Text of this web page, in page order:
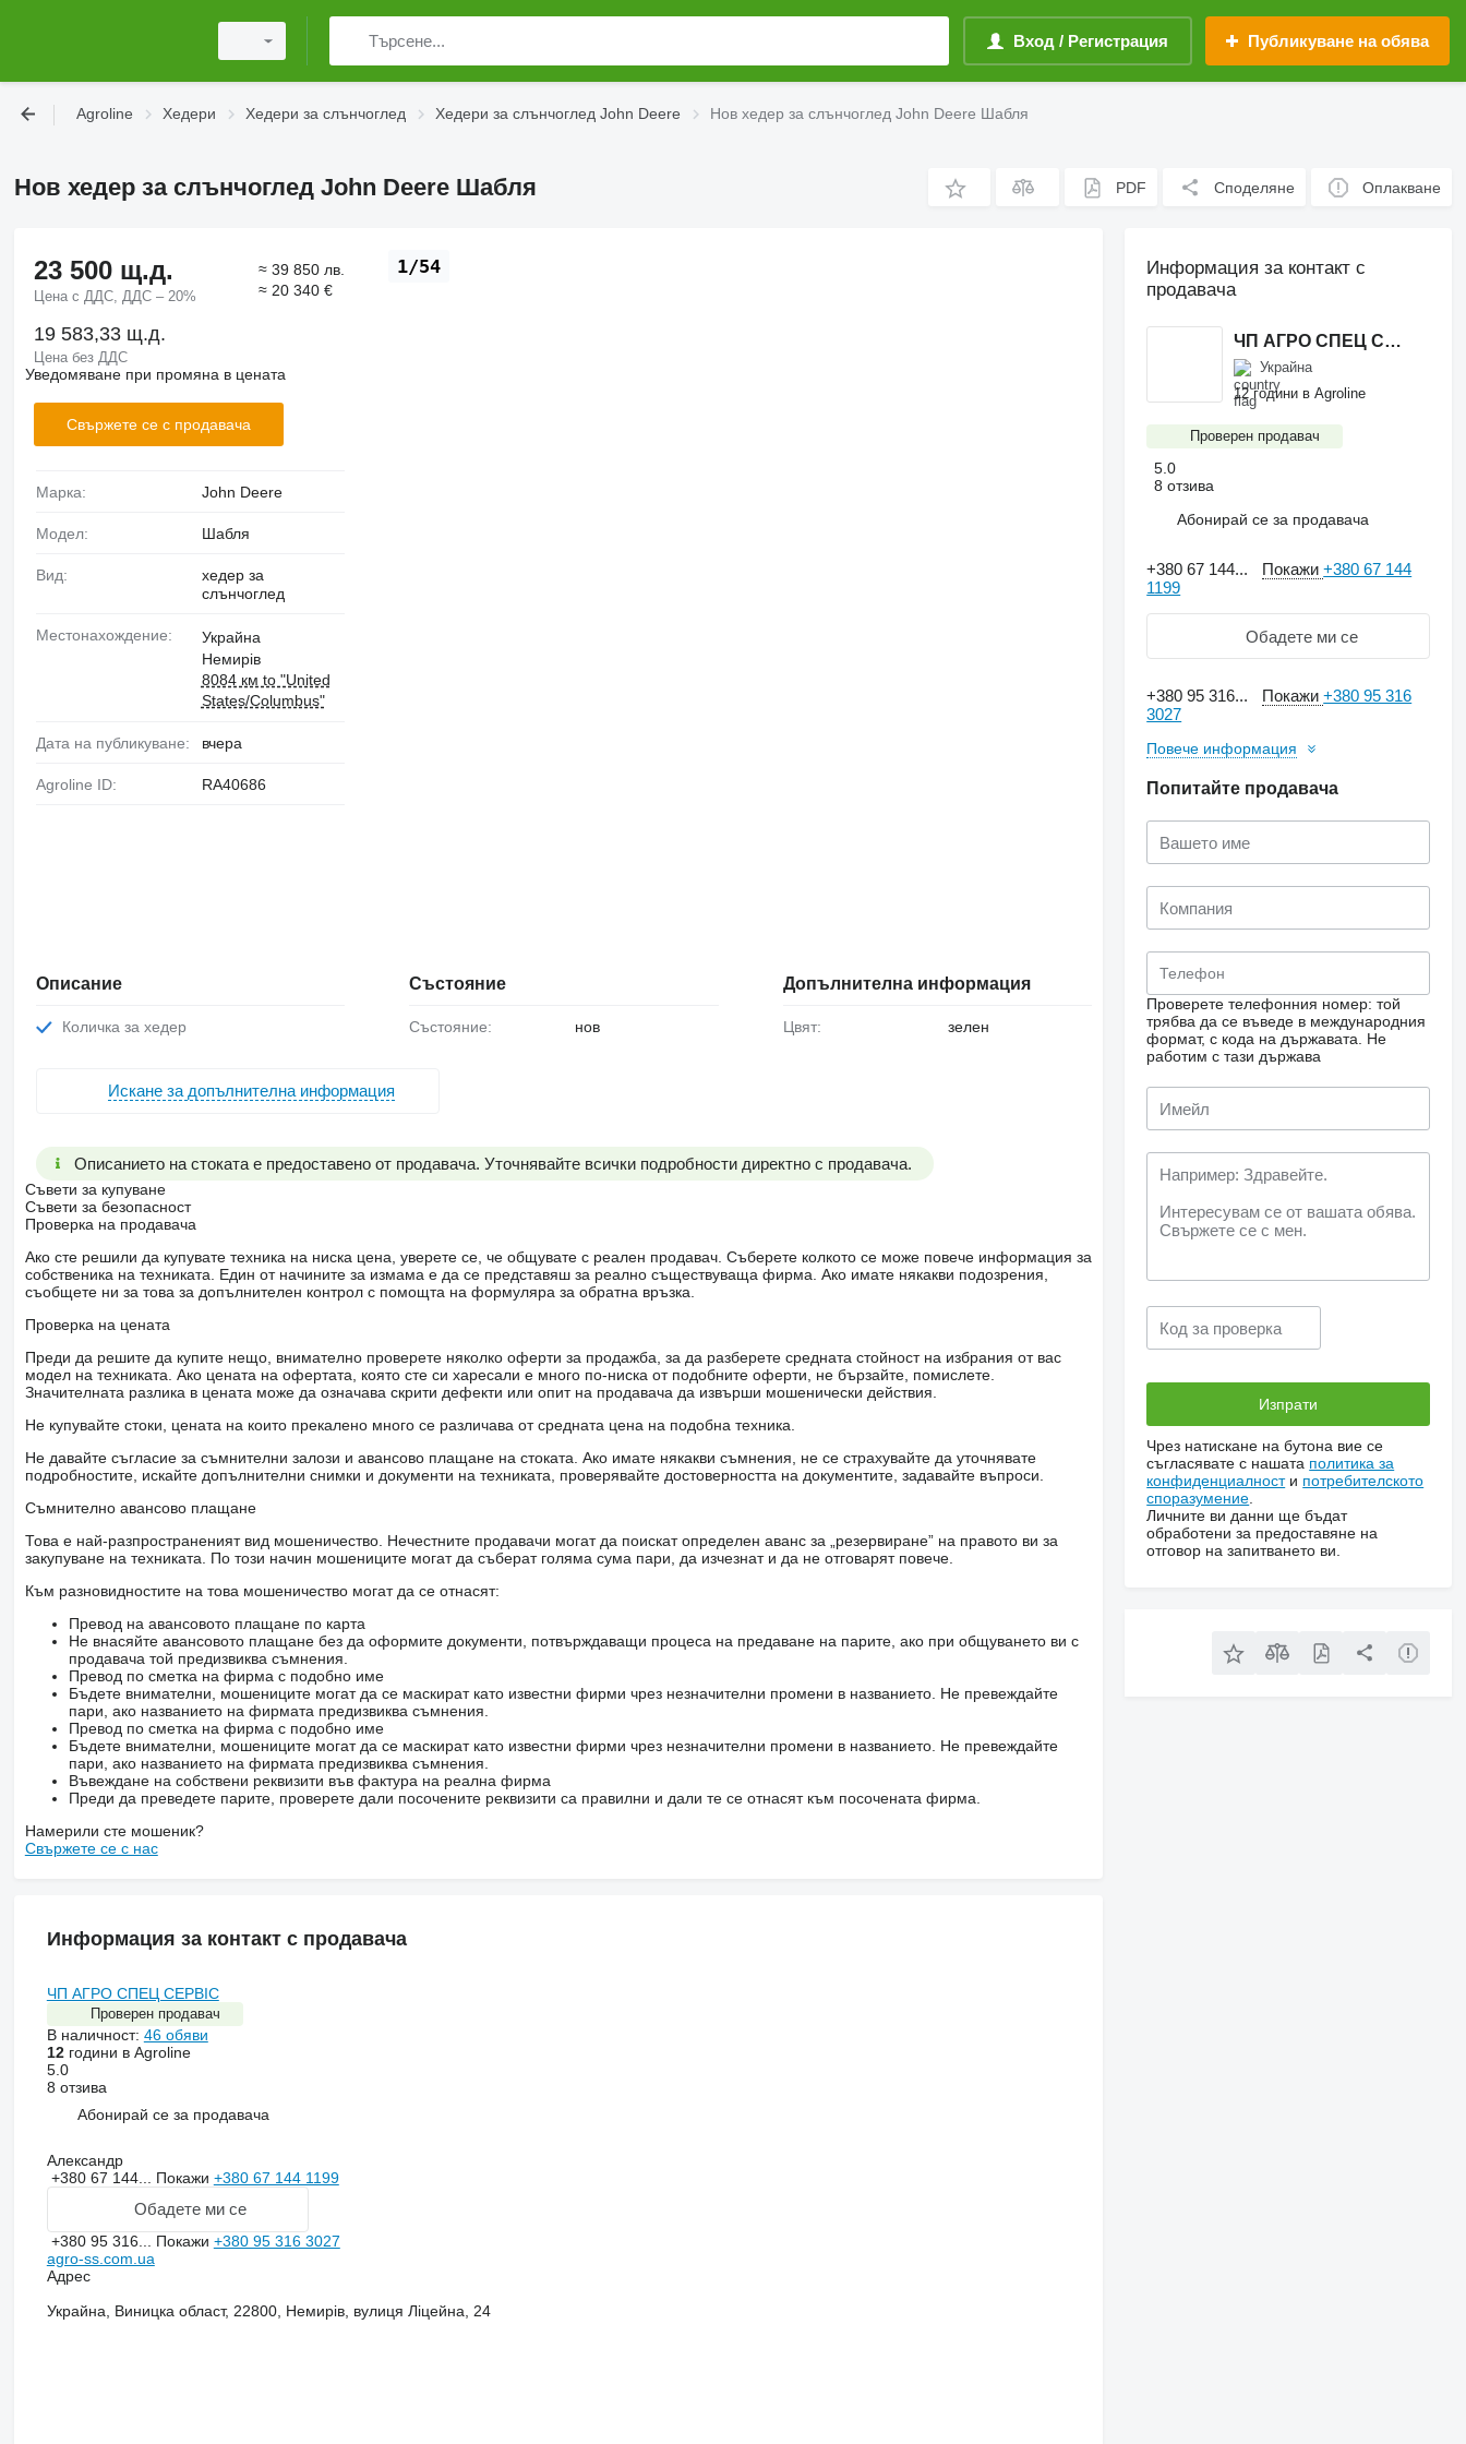
Вход / Регистрация Публикуване на обява
Agroline Хедери Хедери за слънчоглед Хедери за слънчоглед John Deere Нов хедер за слънчоглед John Deere Шабля
Нов хедер за слънчоглед John Deere Шабля PDF Споделяне Оплакване
1/54
23 500 щ.д.
Цена с ДДС, ДДС – 20%
≈ 39 850 лв.
≈ 20 340 €
19 583,33 щ.д.
Цена без ДДС
Уведомяване при промяна в цената
Свържете се с продавача
Марка: John Deere
Модел: Шабля
Вид:
хедер за
слънчоглед
Местонахождение:
Украйна
Немирів
8084 км to "United
States/Columbus"
Дата на публикуване: вчера
Agroline ID: RA40686
Описание
Количка за хедер
Състояние
Състояние: нов
Допълнителна информация
Цвят: зелен
Искане за допълнителна информация
Описанието на стоката е предоставено от продавача. Уточнявайте всички подробности директно с продавача.
Съвети за купуване
Съвети за безопасност
Проверка на продавача
Ако сте решили да купувате техника на ниска цена, уверете се, че общувате с реален продавач. Съберете колкото се може повече информация за
собственика на техниката. Един от начините за измама е да се представяш за реално съществуваща фирма. Ако имате някакви подозрения,
съобщете ни за това за допълнителен контрол с помощта на формуляра за обратна връзка.
Проверка на цената
Преди да решите да купите нещо, внимателно проверете няколко оферти за продажба, за да разберете средната стойност на избрания от вас
модел на техниката. Ако цената на офертата, която сте си харесали е много по-ниска от подобните оферти, не бързайте, помислете.
Значителната разлика в цената може да означава скрити дефекти или опит на продавача да извърши мошенически действия.
Не купувайте стоки, цената на които прекалено много се различава от средната цена на подобна техника.
Не давайте съгласие за съмнителни залози и авансово плащане на стоката. Ако имате някакви съмнения, не се страхувайте да уточнявате
подробностите, искайте допълнителни снимки и документи на техниката, проверявайте достоверността на документите, задавайте въпроси.
Съмнително авансово плащане
Това е най-разпространеният вид мошеничество. Нечестните продавачи могат да поискат определен аванс за „резервиране” на правото ви за
закупуване на техниката. По този начин мошениците могат да съберат голяма сума пари, да изчезнат и да не отговарят повече.
Към разновидностите на това мошеничество могат да се отнасят:
Превод на авансовото плащане по карта
Не внасяйте авансовото плащане без да оформите документи, потвърждаващи процеса на предаване на парите, ако при общуването ви с
продавача той предизвиква съмнения.
Превод по сметка на фирма с подобно име
Бъдете внимателни, мошениците могат да се маскират като известни фирми чрез незначителни промени в названието. Не превеждайте
пари, ако названието на фирмата предизвиква съмнения.
Превод по сметка на фирма с подобно име
Бъдете внимателни, мошениците могат да се маскират като известни фирми чрез незначителни промени в названието. Не превеждайте
пари, ако названието на фирмата предизвиква съмнения.
Въвеждане на собствени реквизити във фактура на реална фирма
Преди да преведете парите, проверете дали посочените реквизити са правилни и дали те се отнасят към посочената фирма.
Намерили сте мошеник?
Свържете се с нас
Информация за контакт с продавача
ЧП АГРО СПЕЦ СЕРВІС
Проверен продавач
В наличност: 46 обяви
12години в Agroline
5.0
8 отзива
Абонирай се за продавача
Александр
+380 67 144... Покажи +380 67 144 1199
Обадете ми се
+380 95 316... Покажи +380 95 316 3027
agro-ss.com.ua
Адрес
Украйна, Виницка област, 22800, Немирів, вулиця Ліцейна, 24
Информация за контакт с
продавача
ЧП АГРО СПЕЦ СЕРВІС
Украйна
12 години в Agroline
Проверен продавач
5.0
8 отзива
Абонирай се за продавача
+380 67 144... Покажи+380 67 144
1199
Обадете ми се
+380 95 316... Покажи+380 95 316
3027
Повече информация
Попитайте продавача
Проверете телефонния номер: той
трябва да се въведе в международния
формат, с кода на държавата.
Не
работим с тази държава
Чрез натискане на бутона вие се
съгласявате с нашата политика за
конфиденциалности потребителското
споразумение
Личните ви данни ще бъдат
обработени за предоставяне на
отговор на запитването ви.